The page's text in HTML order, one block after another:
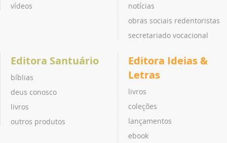
vídeos
notícias
obras sociais redentoristas
secretariado vocacional
Editora Santuário
bíblias
deus conosco
livros
outros produtos
Editora Ideias &
Letras
livros
coleções
lançamentos
ebook